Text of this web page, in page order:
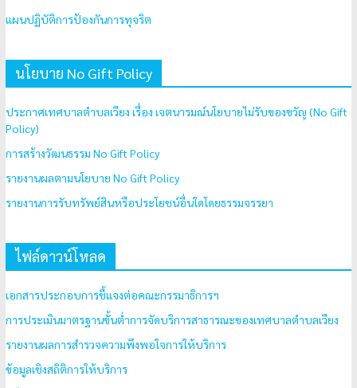
แผนปฏิบัติการป้องกันการทุจริต
นโยบาย No Gift Policy
ประกาศเทศบาลตำบลเวียง เรื่อง เจตนารมณ์นโยบายไม่รับของขวัญ (No Gift
Policy)
การสร้างวัฒนธรรม No Gift Policy
รายงานผลตามนโยบาย No Gift Policy
รายงานการรับทรัพย์สินหรือประโยชน์อื่นใดโดยธรรมจรรยา
ไฟล์ดาวน์โหลด
เอกสารประกอบการชี้แจงต่อคณะกรรมาธิการฯ
การประเมินมาตรฐานขั้นต่ำการจัดบริการสาธารณะของเทศบาลตำบลเวียง
รายงานผลการสำรวจความพึงพอใจการให้บริการ
ข้อมูลเชิงสถิติการให้บริการ